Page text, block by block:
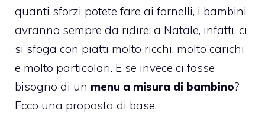
quanti sforzi potete fare ai fornelli, i bambini
avranno sempre da ridire: a Natale, infatti, ci
si sfoga con piatti molto ricchi, molto carichi
e molto particolari. E se invece ci fosse
bisogno di un menu a misura di bambino?
Ecco una proposta di base.